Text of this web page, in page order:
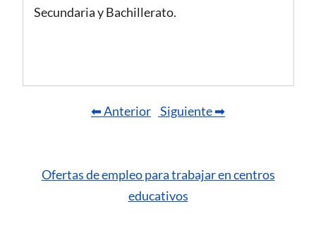
Secundaria y Bachillerato.
⬅ Anterior Siguiente ➡
Ofertas de empleo para trabajar en centros
educativos